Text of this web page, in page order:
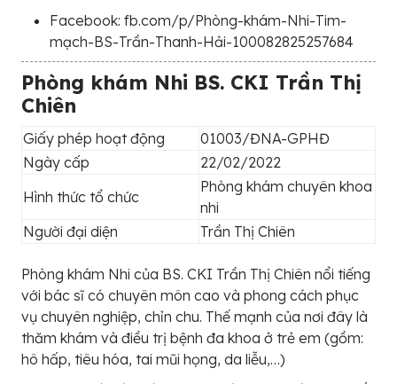
Facebook: fb.com/p/Phòng-khám-Nhi-Tim-
mạch-BS-Trần-Thanh-Hải-100082825257684
Phòng khám Nhi BS. CKI Trần Thị
Chiên
Giấy phép hoạt động
01003/ĐNA-GPHĐ
Ngày cấp
22/02/2022
Hình thức tổ chức
Phòng khám chuyên khoa
nhi
Người đại diện
Trần Thị Chiên
Phòng khám Nhi của BS. CKI Trần Thị Chiên nổi tiếng
với bác sĩ có chuyên môn cao và phong cách phục
vụ chuyên nghiệp, chỉn chu. Thế mạnh của nơi đây là
thăm khám và điều trị bệnh đa khoa ở trẻ em (gồm:
hô hấp, tiêu hóa, tai mũi họng, da liễu,…)